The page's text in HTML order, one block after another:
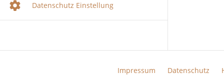
Radionavigation
Datenschutz Einstellung
Impressum Datenschutz